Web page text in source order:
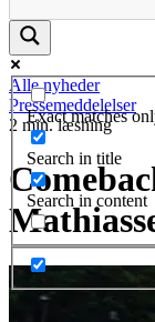
Exact matches
Search in title
Search in content
Alle nyheder
Pressemeddelelser
2 min. læsning